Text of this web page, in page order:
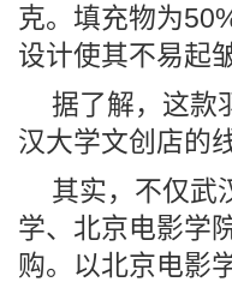
克。填充物为
设计使其不易起皱
据了解，这款
汉大学文创店的
其实，不仅武
学、北京电影学
购。以北京电影